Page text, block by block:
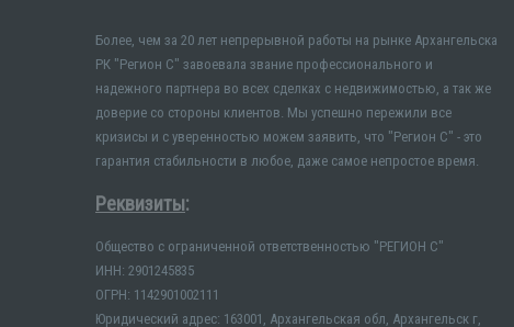
Более, чем за 20 лет непрерывной работы на рынке Архангельска
РК "Регион С" завоевала звание профессионального и
надежного партнера во всех сделках с недвижимостью, а так же
доверие со стороны клиентов. Мы успешно пережили все
кризисы и с уверенностью можем заявить, что "Регион С" - это
гарантия стабильности в любое, даже самое непростое время.
Реквизиты:
Общество с ограниченной ответственностью "РЕГИОН С"
ИНН: 2901245835
ОГРН: 1142901002111
Юридический адрес: 163001, Архангельская обл, Архангельск г,